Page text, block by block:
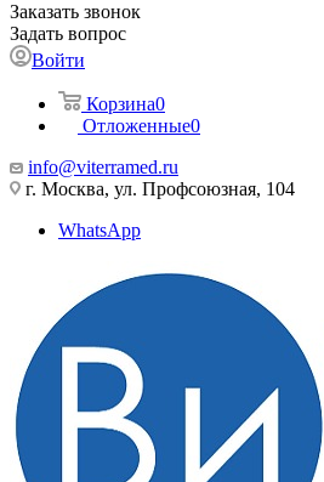
Заказать звонок
Задать вопрос
Войти
Корзина0
Отложенные0
info@viterramed.ru
г. Москва, ул. Профсоюзная, 104
WhatsApp